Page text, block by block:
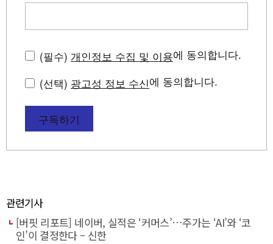
(필수) 개인정보 수집 및 이용에 동의합니다.
(선택) 광고성 정보 수신에 동의합니다.
구독하기
관련기사
[버핏 리포트] 네이버, 실적은 ‘커머스’…주가는 ‘AI’와 ‘코
인’이 결정한다 – 신한